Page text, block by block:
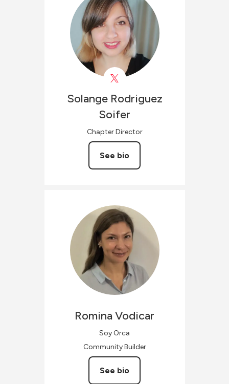
Solange Rodriguez
Soifer
Chapter Director
See bio
Romina Vodicar
Soy Orca
Community Builder
See bio